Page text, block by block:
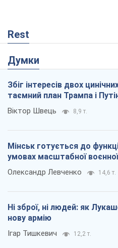
Rest
Думки
Збіг інтересів двох
таємний план Трампа і
Віктор Швець 8,9 т.
Мінськ готується до
умовах масштабної
Олександр Левченко 14,6 т.
Ні зброї, ні людей: як
нову армію
Ігар Тишкевич 12,2 т.